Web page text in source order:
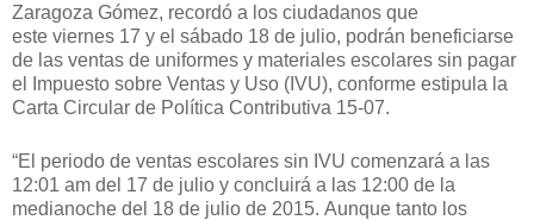
Zaragoza Gómez, recordó a los ciudadanos que
este viernes 17 y el sábado 18 de julio, podrán beneficiarse
de las ventas de uniformes y materiales escolares sin pagar
el Impuesto sobre Ventas y Uso (IVU), conforme estipula la
Carta Circular de Política Contributiva 15-07.
“El periodo de ventas escolares sin IVU comenzará a las
12:01 am del 17 de julio y concluirá a las 12:00 de la
medianoche del 18 de julio de 2015. Aunque tanto los